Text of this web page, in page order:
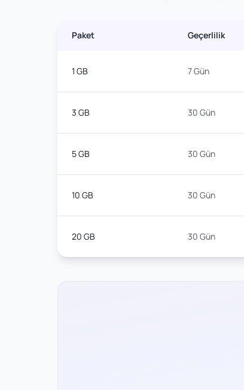
Paket Geçerlilik
1 GB 7 Gün
3 GB 30 Gün
5 GB 30 Gün
10 GB 30 Gün
20 GB 30 Gün